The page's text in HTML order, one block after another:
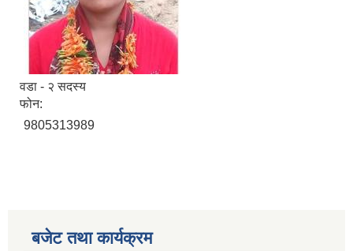
वडा - २ सदस्य
फोन:
9805313989
बजेट तथा कार्यक्रम